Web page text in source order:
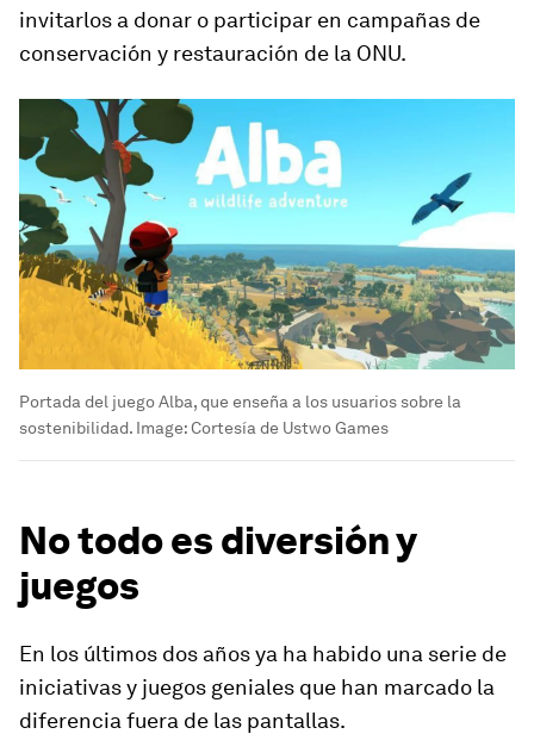
invitarlos a donar o participar en campañas de
conservación y restauración de la ONU.
Portada del juego Alba, que enseña a los usuarios sobre la
sostenibilidad. Image:Cortesía de Ustwo Games
No todo es diversión y
juegos
En los últimos dos años ya ha habido una serie de
iniciativas y juegos geniales que han marcado la
diferencia fuera de las pantallas.